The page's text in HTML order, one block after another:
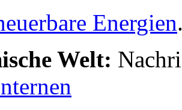
Energien
Welt: